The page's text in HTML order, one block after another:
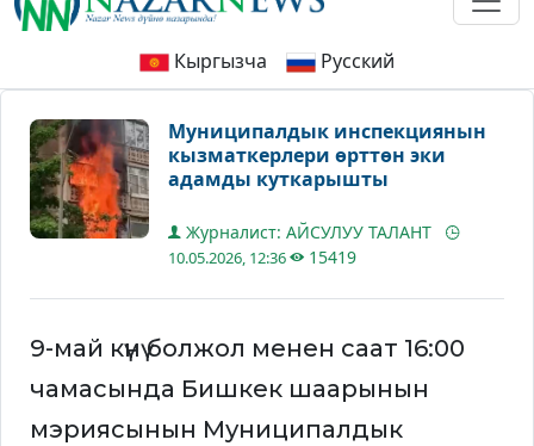
Кыргызча Русский
Муниципалдык инспекциянын
кызматкерлери өрттөн эки
адамды куткарышты
Журналист: АЙСУЛУУ ТАЛАНТ
10.05.2026, 12:36 15419
9-май күнү болжол менен саат 16:00
чамасында Бишкек шаарынын
мэриясынын Муниципалдык